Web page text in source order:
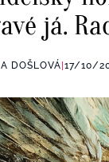
já.
DOŠLOVÁ 17/10/